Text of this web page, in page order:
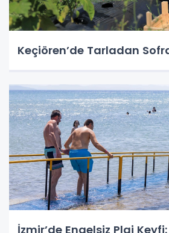
Keçiören’de Tarladan
İzmir’de Engelsiz Plaj